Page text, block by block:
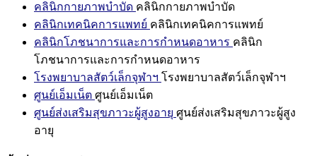
คลินิกกายภาพบำบัด คลินิกกายภาพบำบัด
คลินิกเทคนิคการแพทย์ คลินิกเทคนิคการแพทย์
คลินิกโภชนาการและการกำหนดอาหาร คลินิก
โภชนาการและการกำหนดอาหาร
โรงพยาบาลสัตว์เล็กจุฬาฯ โรงพยาบาลสัตว์เล็กจุฬาฯ
ศูนย์เอ็มเน็ต ศูนย์เอ็มเน็ต
ศูนย์ส่งเสริมสุขภาวะผู้สูงอายุ ศูนย์ส่งเสริมสุขภาวะผู้สูง
อายุ